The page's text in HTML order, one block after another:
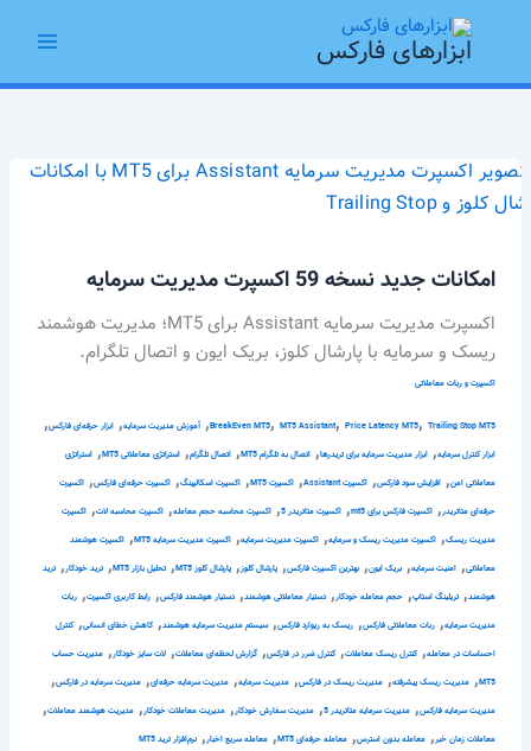
ابزارهای فارکس
امکانات جدید نسخه 59 اکسپرت مدیریت سرمایه
اکسپرت مدیریت سرمایه Assistant برای MT5؛ مدیریت هوشمند
ریسک و سرمایه با پارشال کلوز، بریک ایون و اتصال تلگرام.
اکسپرت و ربات معاملاتی
BreakEven MT5,MT5 Assistant,Price Latency MT5,Trailing Stop MT5
,آموزش مدیریت سرمایه, ابزار حرفه‌ای فارکس,
ابزار کنترل سرمایه, ابزار مدیریت سرمایه برای تریدرها, اتصال به تلگرام MT5 , اتصال تلگرام, استراتژی معاملاتی MT5 , استراتژی
معاملاتی امن, افزایش سود فارکس, اکسپرت Assistant , اکسپرت MT5 , اکسپرت اسکالپینگ, اکسپرت حرفه‌ای فارکس, اکسپرت
حرفه‌ای متاتریدر, اکسپرت فارکس برای mt5 , اکسپرت متاتریدر 5 , اکسپرت محاسبه حجم معامله, اکسپرت محاسبه لات, اکسپرت
مدیریت ریسک, اکسپرت مدیریت ریسک و سرمایه, اکسپرت مدیریت سرمایه, اکسپرت مدیریت سرمایه MT5 , اکسپرت هوشمند
معاملاتی, امنیت سرمایه, بریک ایون, بهترین اکسپرت فارکس, پارشال کلوز, پارشال کلوز MT5 , تحلیل بازار MT5 , ترید خودکار, ترید
هوشمند, تریلینگ استاپ, حجم معامله خودکار,دستیار معاملاتی هوشمند,دستیار هوشمند فارکس, رابط کاربری اکسپرت, ربات
مدیریت سرمایه, ربات معاملاتی فارکس, ریسک به ریوارد فارکس,سیستم مدیریت سرمایه هوشمند,کاهش خطای انسانی,کنترل
احساسات در معامله,کنترل ریسک معاملات,کنترل ضرر در فارکس,گزارش لحظه‌ای معاملات, لات سایز خودکار, مدیریت حساب
MT5
, مدیریت ریسک پیشرفته, مدیریت ریسک در فارکس, مدیریت سرمایه, مدیریت سرمایه حرفه‌ای, مدیریت سرمایه در فارکس,
مدیریت سرمایه فارکس, مدیریت سرمایه متاتریدر 5 , مدیریت سفارش خودکار, مدیریت معاملات خودکار, مدیریت هوشمند معاملات,
معاملات زمان خبر, معامله بدون استرس, معامله حرفه‌ای MT5 , معامله سریع اخبار, نرم‌افزار ترید MT5
امکانات
جدید
اکسپرت
مدیریت
سرمایه